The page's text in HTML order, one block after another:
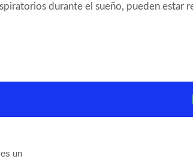
durante el sueño, pueden estar
un